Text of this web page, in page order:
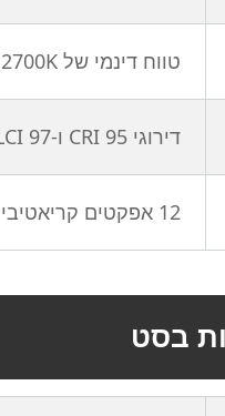
טווח דינמי של 2700K עד 6500K, המאפשר התאמה מדויקת לכל סביבת תאורה, מאור נר חם ועד אור יום קר
דירוגי CRI 95 ו-TLCI 97 המבטיחים שחזור צבעים טבעי ומדויק – אידיאלי להפקות וידאו, אופנה וסטודיו מקצועי
12 אפקטים קריאטיביים: סערה, פפראצי, טלוויזיה, נר/אש, פיצוץ, ריתוך ועוד ליצירת אווירה קולנועית בקלות
בסט